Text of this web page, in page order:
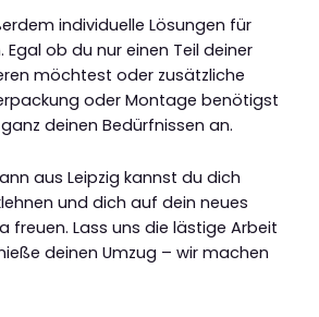
individuelle Lösungen für
Egal ob du nur einen Teil deiner
möchtest oder zusätzliche
oder Montage benötigst
deinen Bedürfnissen an.
aus Leipzig kannst du dich
und dich auf dein neues
freuen. Lass uns die lästige Arbeit
deinen Umzug – wir machen